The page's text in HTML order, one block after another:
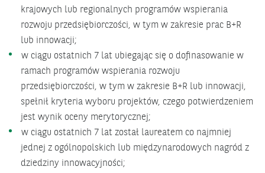
krajowych lub regionalnych programów wspierania
rozwoju przedsiębiorczości, w tym w zakresie prac B+R
lub innowacji;
w ciągu ostatnich 7 lat ubiegając się o dofinasowanie w
ramach programów wspierania rozwoju
przedsiębiorczości, w tym w zakresie B+R lub innowacji,
spełnił kryteria wyboru projektów, czego potwierdzeniem
jest wynik oceny merytorycznej;
w ciągu ostatnich 7 lat został laureatem co najmniej
jednej z ogólnopolskich lub międzynarodowych nagród z
dziedziny innowacyjności;